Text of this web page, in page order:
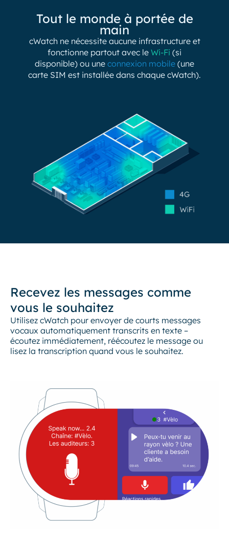
Tout le monde à portée de
main
cWatch ne nécessite aucune infrastructure et
fonctionne partout avec le Wi-Fi (si
disponible) ou une connexion mobile (une
carte SIM est installée dans chaque cWatch).
Recevez les messages comme
vous le souhaitez
Utilisez cWatch pour envoyer de courts messages
vocaux automatiquement transcrits en texte –
écoutez immédiatement, réécoutez le message ou
lisez la transcription quand vous le souhaitez.